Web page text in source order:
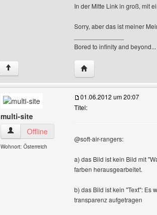
In der Mitte Link in groß, mit
Sorry, aber das ist meiner
Bored to infinity and beyond...
↑ Website dieses
multi-site
multi-site Benutzer-Profile anzeigen
Offline
Wohnort: Österreich
01.06.2012 um 20:07
Titel:
@soft-air-rangers:
a) das Bild ist kein Bild mit
farben herausgearbeitet.
b) das Bild ist kein "Text": Es
transparenz aufgetragen